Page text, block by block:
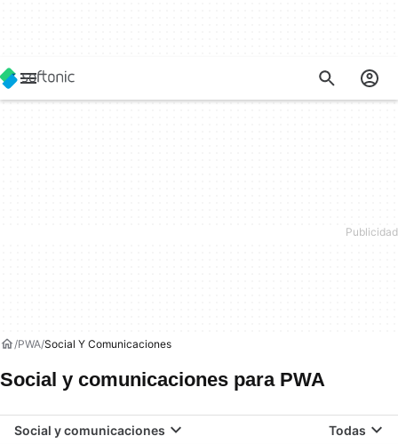
PWA Social Y Comunicaciones
Social y comunicaciones para PWA
Social y comunicaciones Todas